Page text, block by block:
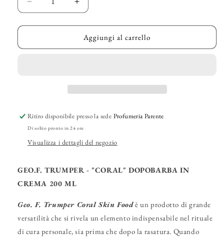
Diminuisci
quantità
per
TRUMPER
Aumenta
quantità
per
GEO.F.
TRUMPER
Aggiungi al carrello
Ritiro disponibile presso la sede Profumeria Parente
Di solito pronto in 24 ore
Visualizza i dettagli del negozio
GEO.F. TRUMPER - "CORAL" DOPOBARBA IN
CREMA 200 ML
Geo. F. Trumper Coral Skin Foodè un prodotto di grande
versatilità che si rivela un elemento indispensabile nel rituale
di cura personale, sia prima che dopo la rasatura. Quando